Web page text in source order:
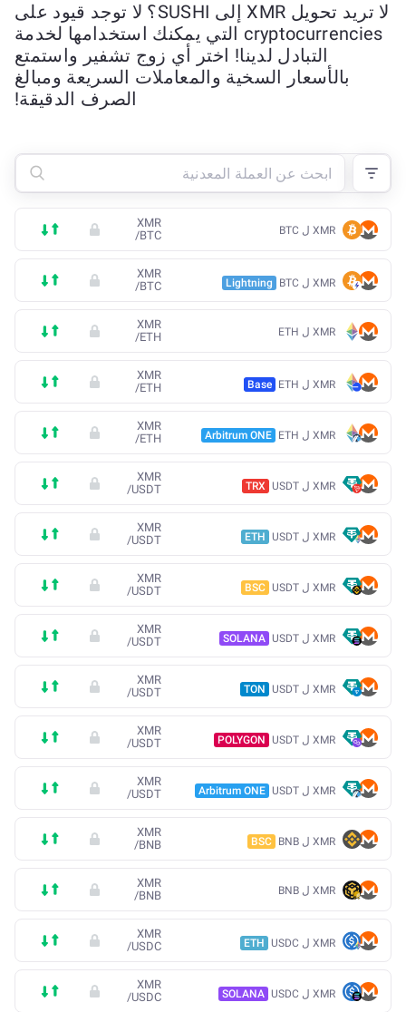
لا تريد تحويل XMR إلى SUSHI؟ لا توجد قيود على
cryptocurrencies التي يمكنك استخدامها لخدمة
التبادل لدينا! اختر أي زوج تشفير واستمتع
بالأسعار السخية والمعاملات السريعة ومبالغ
الصرف الدقيقة!
XMR ل BTC
XMR
/BTC
XMR ل BTC Lightning
XMR
/BTC
XMR ل ETH
XMR
/ETH
XMR ل ETH Base
XMR
/ETH
XMR ل ETH Arbitrum ONE
XMR
/ETH
XMR ل USDT TRX
XMR
/USDT
XMR ل USDT ETH
XMR
/USDT
XMR ل USDT BSC
XMR
/USDT
XMR ل USDT SOLANA
XMR
/USDT
XMR ل USDT TON
XMR
/USDT
XMR ل USDT POLYGON
XMR
/USDT
XMR ل USDT Arbitrum ONE
XMR
/USDT
XMR ل BNB BSC
XMR
/BNB
XMR ل BNB
XMR
/BNB
XMR ل USDC ETH
XMR
/USDC
XMR ل USDC SOLANA
XMR
/USDC